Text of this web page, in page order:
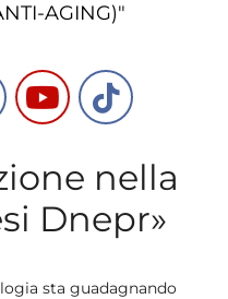
AGING)"
nella
Dnepr»
sta guadagnando